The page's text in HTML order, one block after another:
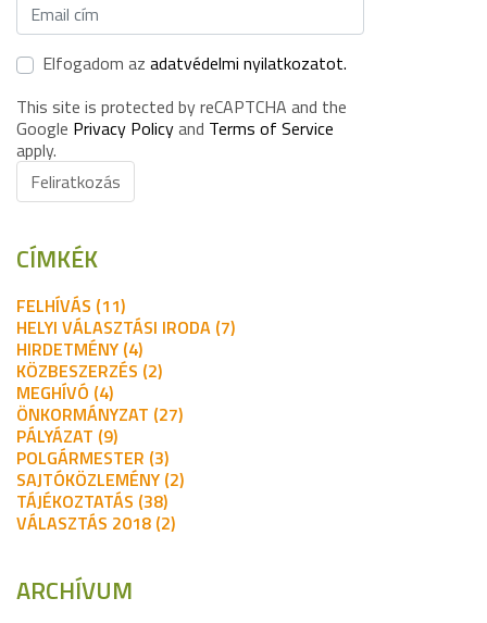
Elfogadom az adatvédelmi nyilatkozatot.
This site is protected by reCAPTCHA and the
Google Privacy Policyand Terms of Service
apply.
Feliratkozás
CÍMKÉK
FELHÍVÁS (11)
HELYI VÁLASZTÁSI IRODA (7)
HIRDETMÉNY (4)
KÖZBESZERZÉS (2)
MEGHÍVÓ (4)
ÖNKORMÁNYZAT (27)
PÁLYÁZAT (9)
POLGÁRMESTER (3)
SAJTÓKÖZLEMÉNY (2)
TÁJÉKOZTATÁS (38)
VÁLASZTÁS 2018 (2)
ARCHÍVUM